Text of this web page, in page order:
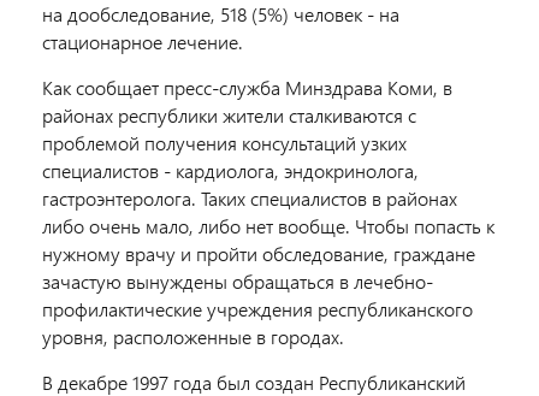
на дообследование, 518 (5%) человек - на
стационарное лечение.
Как сообщает пресс-служба Минздрава Коми, в
районах республики жители сталкиваются с
проблемой получения консультаций узких
специалистов - кардиолога, эндокринолога,
гастроэнтеролога. Таких специалистов в районах
либо очень мало, либо нет вообще. Чтобы попасть к
нужному врачу и пройти обследование, граждане
зачастую вынуждены обращаться в лечебно-
профилактические учреждения республиканского
уровня, расположенные в городах.
В декабре 1997 года был создан Республиканский